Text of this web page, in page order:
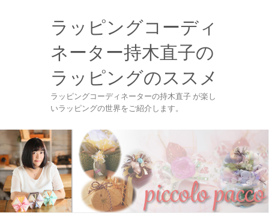
ラッピングコーディ
ネーター持木直子の
ラッピングのススメ
ラッピングコーディネーターの持木直子 が楽し
いラッピングの世界をご紹介します。